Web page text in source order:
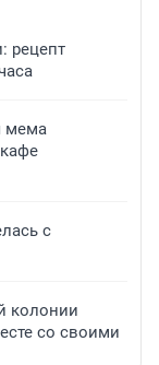
рецепт
мема
с
колонии
со своими